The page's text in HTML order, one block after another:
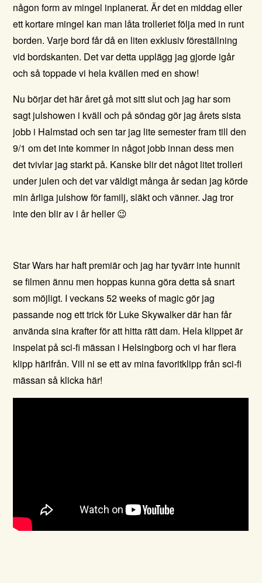
någon form av mingel inplanerat. Är det en middag eller
ett kortare mingel kan man låta trolleriet följa med in runt
borden. Varje bord får då en liten exklusiv föreställning
vid bordskanten. Det var detta upplägg jag gjorde igår
och så toppade vi hela kvällen med en show!
Nu börjar det här året gå mot sitt slut och jag har som
sagt julshowen i kväll och på söndag gör jag årets sista
jobb i Halmstad och sen tar jag lite semester fram till den
9/1 om det inte kommer in något jobb innan dess men
det tvivlar jag starkt på. Kanske blir det något litet trolleri
under julen och det var väldigt många år sedan jag körde
min årliga julshow för familj, släkt och vänner. Jag tror
inte den blir av i år heller 😉
Star Wars har haft premiär och jag har tyvärr inte hunnit
se filmen ännu men hoppas kunna göra detta så snart
som möjligt. I veckans 52 weeks of magic gör jag
passande nog ett trick för Luke Skywalker där han får
använda sina krafter för att hitta rätt dam. Hela klippet är
inspelat på sci-fi mässan i Helsingborg och vi har flera
klipp härifrån. Vill ni se ett av mina favoritklipp från sci-fi
mässan så klicka här!